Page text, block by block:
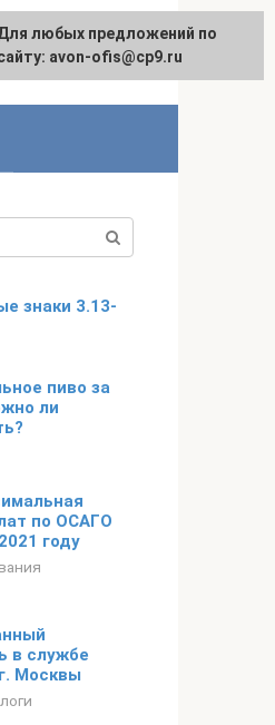
English
знаки 3.13-
пиво за
ли
по ОСАГО
году
в службе
Москвы
любых предложений по
avon-ofis@cp9.ru